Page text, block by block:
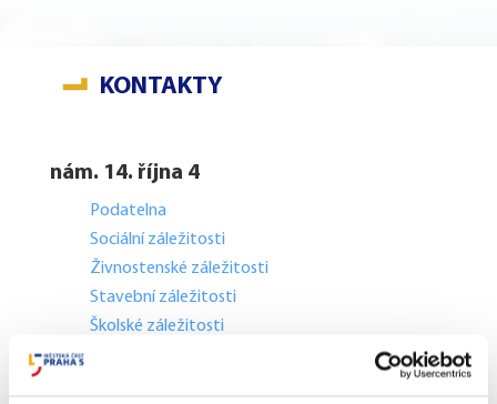
KONTAKTY
nám. 14. října 4
Podatelna
Sociální záležitosti
Živnostenské záležitosti
Stavební záležitosti
Školské záležitosti
Přestupky dopravní - objektivní odpovědnost